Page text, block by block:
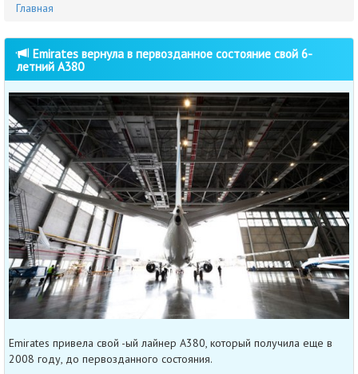
Главная
Emirates вернула в первозданное состояние свой 6-
летний A380
Emirates привела свой -ый лайнер A380, который получила еще в
2008 году, до первозданного состояния.